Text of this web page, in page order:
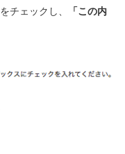
をチェックし、
「この内